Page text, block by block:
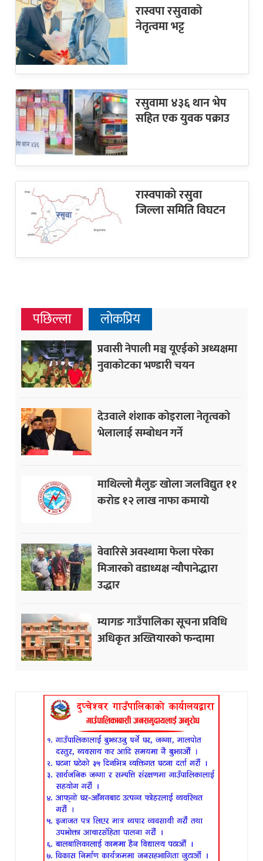
रास्वपा रसुवाको
नेतृत्वमा भट्ट
रसुवामा ४३६ थान भेप
सहित एक युवक पक्राउ
रास्वपाकाे रसुवा
जिल्ला समिति विघटन
पछिल्ला लोकप्रिय
प्रवासी नेपाली मञ्च यूएईको अध्यक्षमा
नुवाकोटका भण्डारी चयन
देउवाले शंशाक कोइराला नेतृत्वको
भेलालाई सम्बोधन गर्ने
माथिल्लो मैलुङ खोला जलविद्युत ११
करोड १२ लाख नाफा कमायाे
वेवारिसे अवस्थामा फेला परेका
मिजारको वडाध्यक्ष न्यौपानेद्धारा
उद्धार
म्यागङ गाउँपालिका सूचना प्रविधि
अधिकृत अख्तियारको फन्दामा